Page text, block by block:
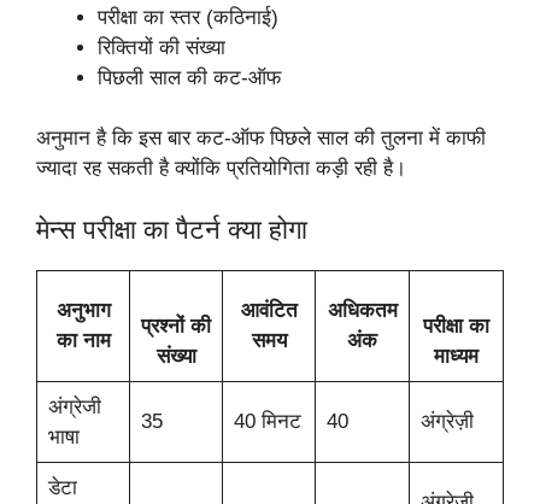
परीक्षा का स्तर (कठिनाई)
रिक्तियों की संख्या
पिछली साल की कट-ऑफ
अनुमान है कि इस बार कट-ऑफ पिछले साल की तुलना में काफी
ज्यादा रह सकती है क्योंकि प्रतियोगिता कड़ी रही है।
मेन्स परीक्षा का पैटर्न क्या होगा
अनुभाग
का नाम
प्रश्नों की
संख्या
आवंटित
समय
अधिकतम
अंक
परीक्षा का
माध्यम
अंग्रेजी
भाषा
35 40 मिनट 40 अंग्रेज़ी
डेटा